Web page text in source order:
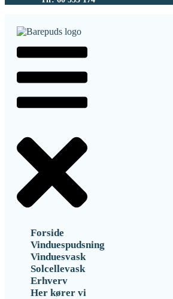
Forside
Vinduespudsning
Vinduesvask
Solcellevask
Erhverv
Her kører vi